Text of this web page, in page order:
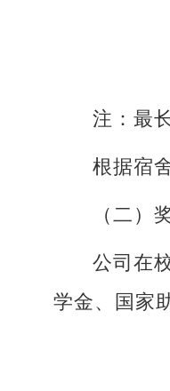
注：最
根据宿
（二）
公司在
学金、国家